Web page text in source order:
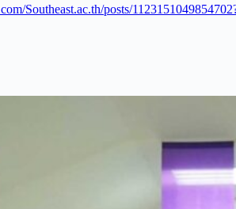
Southeast.ac.th/posts/